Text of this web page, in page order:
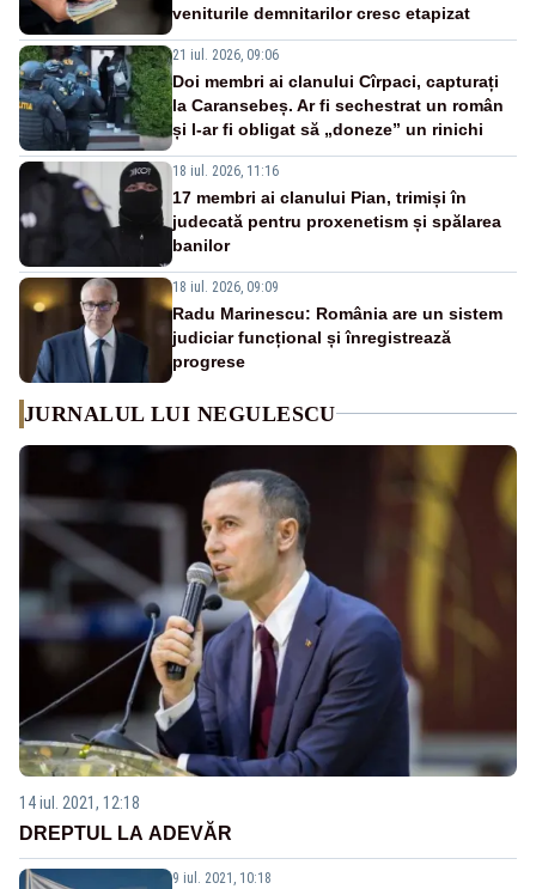
veniturile demnitarilor cresc etapizat
21 iul. 2026, 09:06
Doi membri ai clanului Cîrpaci, capturați
la Caransebeș. Ar fi sechestrat un român
și l-ar fi obligat să „doneze” un rinichi
18 iul. 2026, 11:16
17 membri ai clanului Pian, trimiși în
judecată pentru proxenetism și spălarea
banilor
18 iul. 2026, 09:09
Radu Marinescu: România are un sistem
judiciar funcțional și înregistrează
progrese
JURNALUL LUI NEGULESCU
14 iul. 2021, 12:18
DREPTUL LA ADEVĂR
9 iul. 2021, 10:18